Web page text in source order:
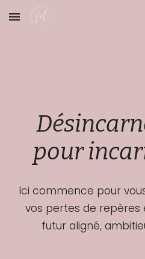
Skip to main content
pour
Ici commence pour
vos pertes de repères
futur aligné,